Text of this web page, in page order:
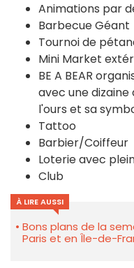
Animations par
Barbecue Géant
Tournoi de
Mini Market
BE A BEAR
avec une
l'ours et sa
Tattoo
Barbier/Coiffeur
Loterie avec
Club
À LIRE AUSSI
Bons plans de la
Paris et en Île-de-